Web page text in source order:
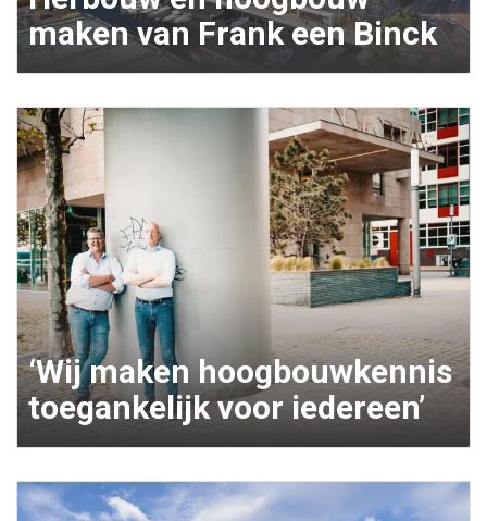
maken van Frank een Binck
‘Wij maken hoogbouwkennis
toegankelijk voor iedereen’